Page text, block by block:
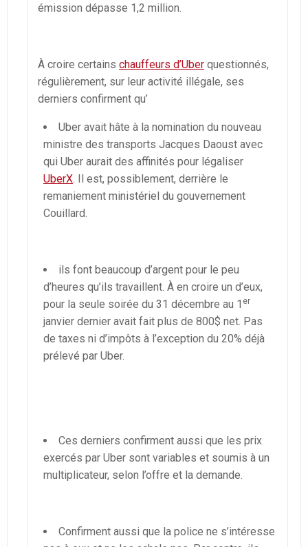
émission dépasse 1,2 million.
À croire certains chauffeurs d’Uber questionnés,
régulièrement, sur leur activité illégale, ses
derniers confirment qu’
Uber avait hâte à la nomination du nouveau
ministre des transports Jacques Daoust avec
qui Uber aurait des affinités pour légaliser
UberX. Il est, possiblement, derrière le
remaniement ministériel du gouvernement
Couillard.
ils font beaucoup d’argent pour le peu
d’heures qu’ils travaillent. À en croire un d’eux,
pour la seule soirée du 31 décembre au 1 er
janvier dernier avait fait plus de 800$ net. Pas
de taxes ni d’impôts à l’exception du 20% déjà
prélevé par Uber.
Ces derniers confirment aussi que les prix
exercés par Uber sont variables et soumis à un
multiplicateur, selon l’offre et la demande.
Confirment aussi que la police ne s’intéresse